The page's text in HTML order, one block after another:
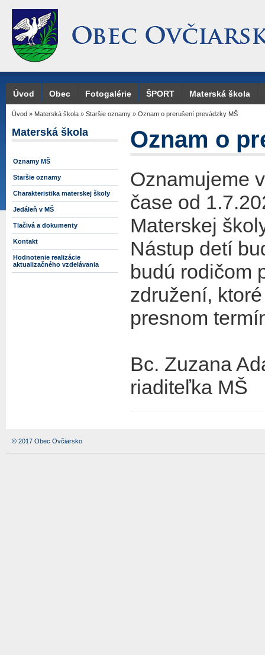
Úvod Obec Fotogalérie ŠPORT Materská škola
Úvod » Materská škola » Staršie oznamy » Oznam o prerušení prevádzky MŠ
Materská škola
Oznamy MŠ
Staršie oznamy
Charakteristika materskej školy
Jedáleň v MŠ
Tlačivá a dokumenty
Kontakt
Hodnotenie realizácie
aktualizačného vzdelávania
Oznam o
Oznamujeme
čase od
Materskej
Nástup detí
budú rodičom
združení,
presnom
Bc. Zuzana
riaditeľka MŠ
© 2017 Obec Ovčiarsko